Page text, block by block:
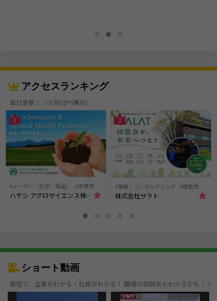
アクセスランキング
毎日更新！（※前日PV集計）
1
メーカー（化学・薬品） 赤穂市
ハヤシ アグロサイエンス株式会社
2
情報・コンサルティング 姫路市
株式会社サラト
ショート動画
最短で、企業がわかる！社員がわかる！ 職場の雰囲気もわかるかも！？